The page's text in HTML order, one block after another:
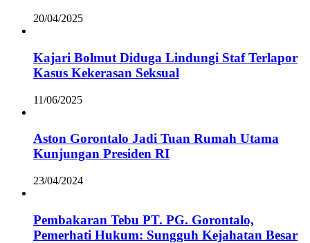
20/04/2025
Kajari Bolmut Diduga Lindungi Staf Terlapor
Kasus Kekerasan Seksual
11/06/2025
Aston Gorontalo Jadi Tuan Rumah Utama
Kunjungan Presiden RI
23/04/2024
Pembakaran Tebu PT. PG. Gorontalo,
Pemerhati Hukum: Sungguh Kejahatan Besar